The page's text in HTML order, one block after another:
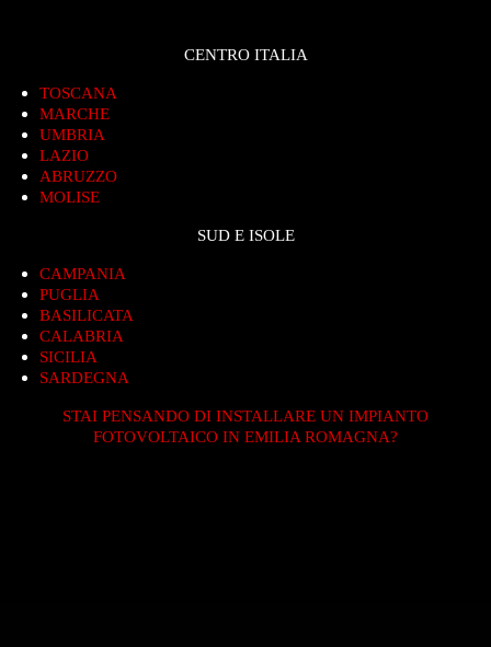
CENTRO ITALIA
TOSCANA
MARCHE
UMBRIA
LAZIO
ABRUZZO
MOLISE
SUD E ISOLE
CAMPANIA
PUGLIA
BASILICATA
CALABRIA
SICILIA
SARDEGNA
STAI PENSANDO DI INSTALLARE UN IMPIANTO
FOTOVOLTAICO IN EMILIA ROMAGNA?